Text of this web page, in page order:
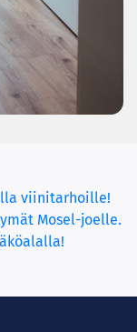
viinitarhoille!
Mosel-joelle.